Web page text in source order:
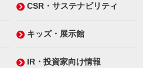
CSR・サステナビリティ
キッズ・展示館
IR・投資家向け情報